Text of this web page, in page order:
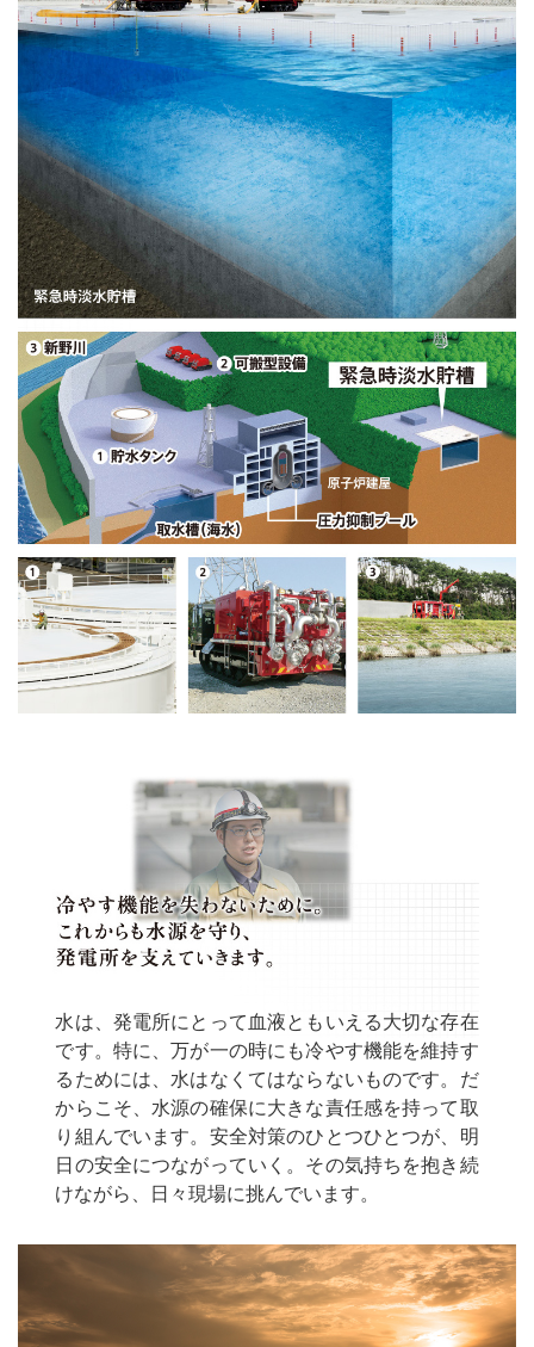
水は、発電所にとって血液ともいえる大切な存在
です。特に、万が一の時にも冷やす機能を維持す
るためには、水はなくてはならないものです。だ
からこそ、水源の確保に大きな責任感を持って取
り組んでいます。安全対策のひとつひとつが、明
日の安全につながっていく。その気持ちを抱き続
けながら、日々現場に挑んでいます。